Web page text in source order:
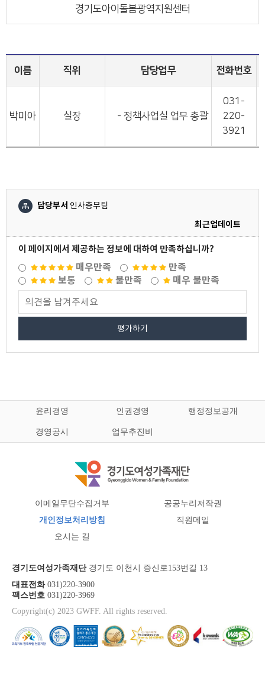
경기도아이돌봄광역지원센터
이름 직위 담당업무 전화번호
박미아 실장 - 정책사업실 업무 총괄
031-
220-
3921
담당부서 인사총무팀
최근업데이트
이 페이지에서 제공하는 정보에 대하여 만족하십니까?
매우만족
만족
보통
불만족 매우 불만족
평가하기
윤리경영 인권경영 행정정보공개
경영공시 업무추진비
이메일무단수집거부
공공누리저작권
개인정보처리방침
직원메일
오시는 길
경기도여성가족재단경기도 이천시 증신로153번길 13
대표전화031)220-3900
팩스번호 031)220-3969
Copyright(c) 2023 GWFF. All rights reserved.